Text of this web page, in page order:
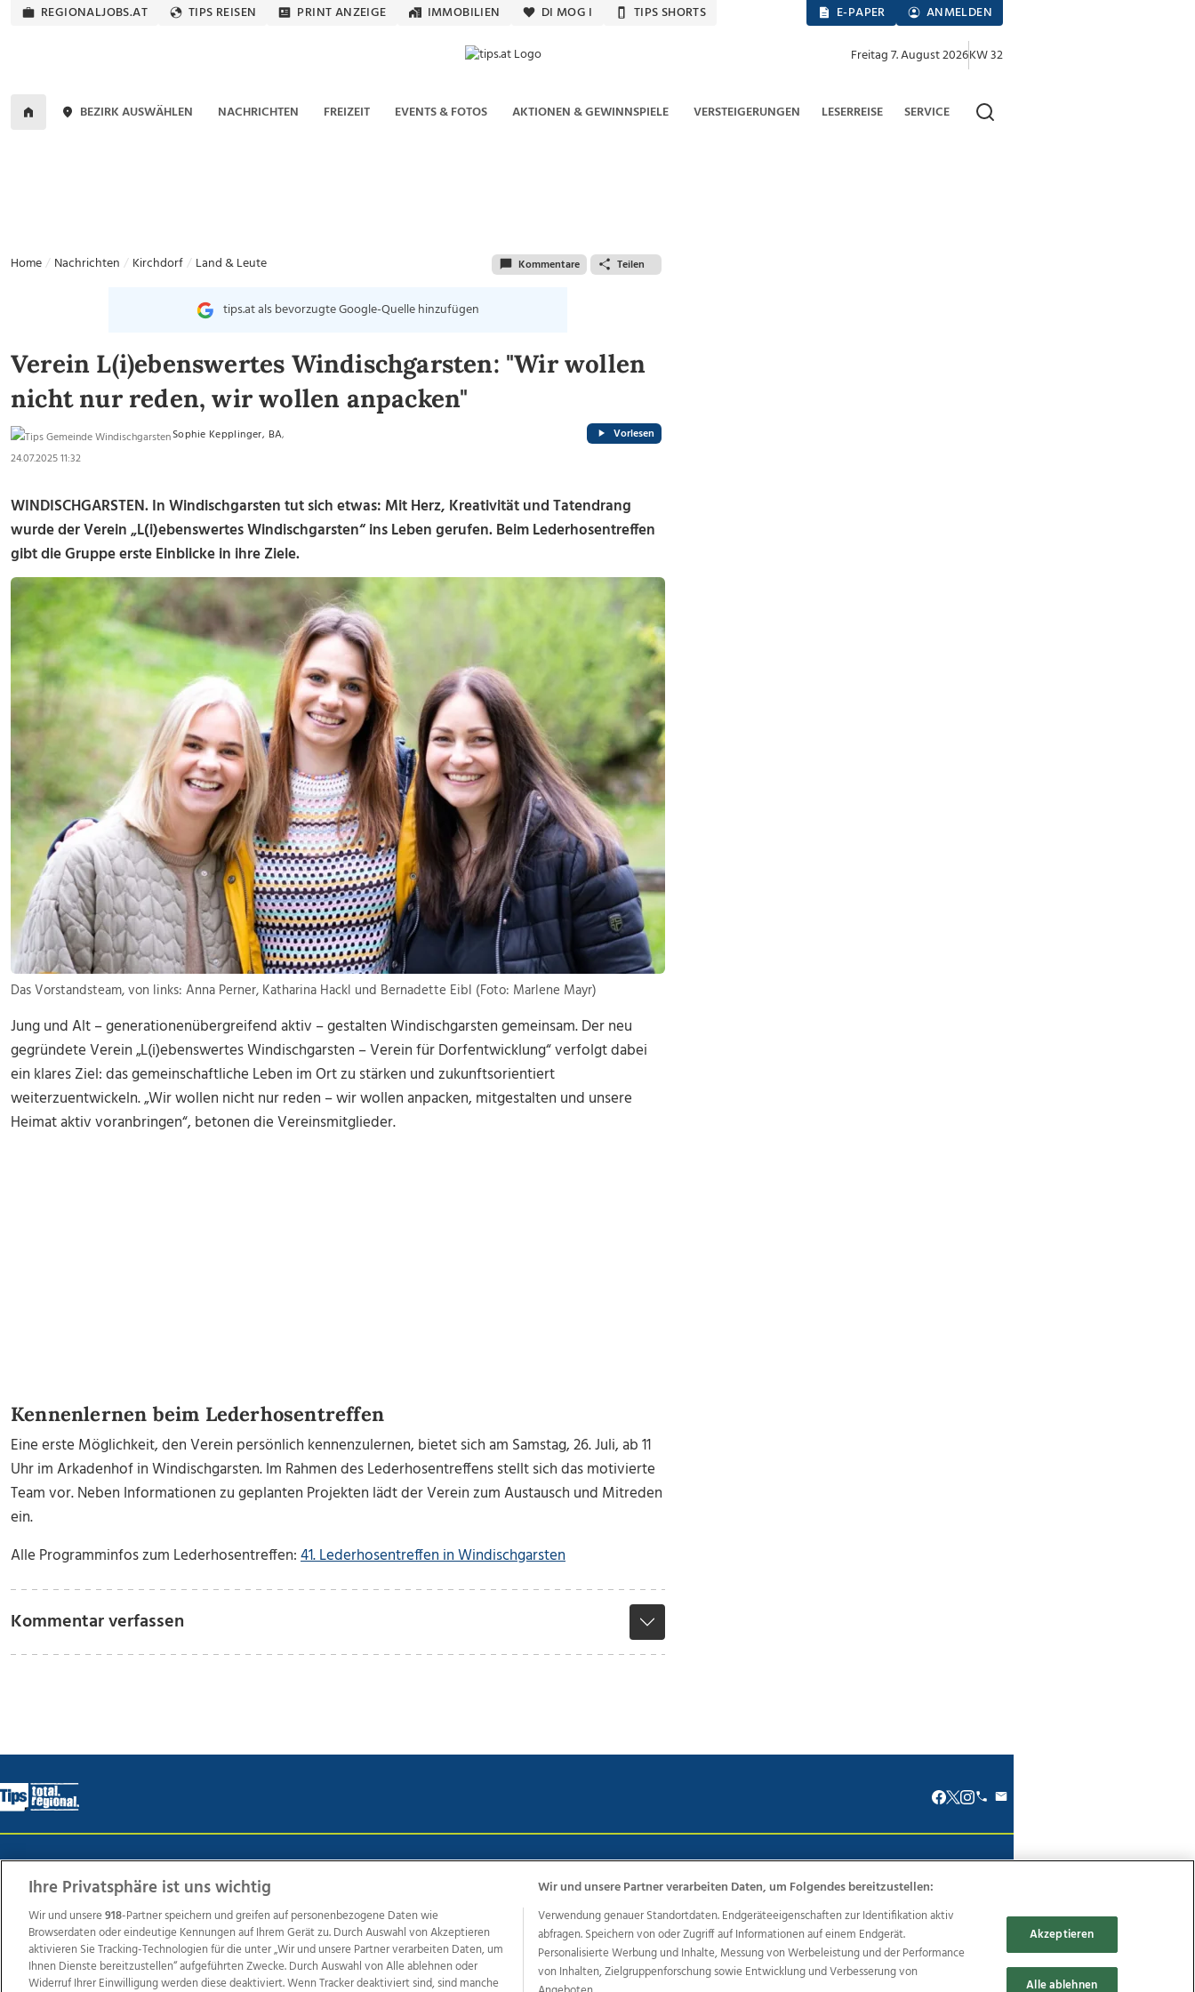
REGIONALJOBS.AT TIPS REISEN PRINT ANZEIGE IMMOBILIEN DI MOG I TIPS SHORTS E-PAPER ANMELDEN
Freitag 7. August 2026KW 32
BEZIRK AUSWÄHLEN NACHRICHTEN FREIZEIT EVENTS & FOTOS AKTIONEN & GEWINNSPIELE VERSTEIGERUNGEN LESERREISE SERVICE
Home Nachrichten Kirchdorf Land & Leute Kommentare Teilen
tips.at als bevorzugte Google-Quelle hinzufügen
Verein L(i)ebenswertes Windischgarsten: "Wir wollen
nicht nur reden, wir wollen anpacken"
Sophie Kepplinger, BA,
24.07.2025 11:32
Vorlesen
WINDISCHGARSTEN.In Windischgarsten tut sich etwas: Mit Herz, Kreativität und Tatendrang
wurde der Verein „L(i)ebenswertes Windischgarsten“ ins Leben gerufen. Beim Lederhosentreffen
gibt die Gruppe erste Einblicke in ihre Ziele.
Das Vorstandsteam, von links: Anna Perner, Katharina Hackl und Bernadette Eibl (Foto: Marlene Mayr)
Jung und Alt – generationenübergreifend aktiv – gestalten Windischgarsten gemeinsam. Der neu
gegründete Verein „L(i)ebenswertes Windischgarsten – Verein für Dorfentwicklung“ verfolgt dabei
ein klares Ziel: das gemeinschaftliche Leben im Ort zu stärken und zukunftsorientiert
weiterzuentwickeln. „Wir wollen nicht nur reden – wir wollen anpacken, mitgestalten und unsere
Heimat aktiv voranbringen“, betonen die Vereinsmitglieder.
Kennenlernen beim Lederhosentreffen
Eine erste Möglichkeit, den Verein persönlich kennenzulernen, bietet sich am Samstag, 26. Juli, ab 11
Uhr im Arkadenhof in Windischgarsten. Im Rahmen des Lederhosentreffens stellt sich das motivierte
Team vor. Neben Informationen zu geplanten Projekten lädt der Verein zum Austausch und Mitreden
ein.
Alle Programminfos zum Lederhosentreffen:41. Lederhosentreffen in Windischgarsten
Kommentar verfassen
Weitere Angebote des Medienhauses Wimmer
TV1 di-mog-i.at OÖNow Ischler Woche Life Radio OÖNachrichten OÖN Immobilien OÖN Karriere OÖN Reise
Promenaden Galerien
Regionaljobs
wasistlos.at wirtrauern.at
Ihre Privatsphäre ist uns wichtig
Wir und unsere918-Partner speichern und greifen auf personenbezogene Daten wie
Browserdaten oder eindeutige Kennungen auf Ihrem Gerät zu. Durch Auswahl von Akzeptieren
aktivieren Sie Tracking-Technologien für die unter „Wir und unsere Partner verarbeiten Daten, um
Ihnen Dienste bereitzustellen“ aufgeführten Zwecke. Durch Auswahl von Alle ablehnen oder
Widerruf Ihrer Einwilligung werden diese deaktiviert. Wenn Tracker deaktiviert sind, sind manche
Wir und unsere Partner verarbeiten Daten, um Folgendes bereitzustellen:
Verwendung genauer Standortdaten. Endgeräteeigenschaften zur Identifikation aktiv
abfragen. Speichern von oder Zugriff auf Informationen auf einem Endgerät.
Personalisierte Werbung und Inhalte, Messung von Werbeleistung und der Performance
von Inhalten, Zielgruppenforschung sowie Entwicklung und Verbesserung von
Akzeptieren
Alle ablehnen